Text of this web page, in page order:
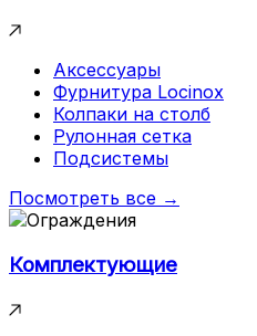
Аксессуары
Фурнитура Locinox
Колпаки на столб
Рулонная сетка
Подсистемы
Посмотреть все →
Комплектующие